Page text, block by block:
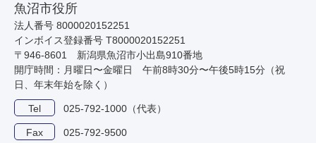
魚沼市役所
法人番号 8000020152251
インボイス登録番号 T8000020152251
〒946-8601 新潟県魚沼市小出島910番地
開庁時間：月曜日〜金曜日 午前8時30分〜午後5時15分（祝
日、年末年始を除く）
Tel 025-792-1000（代表）
Fax 025-792-9500